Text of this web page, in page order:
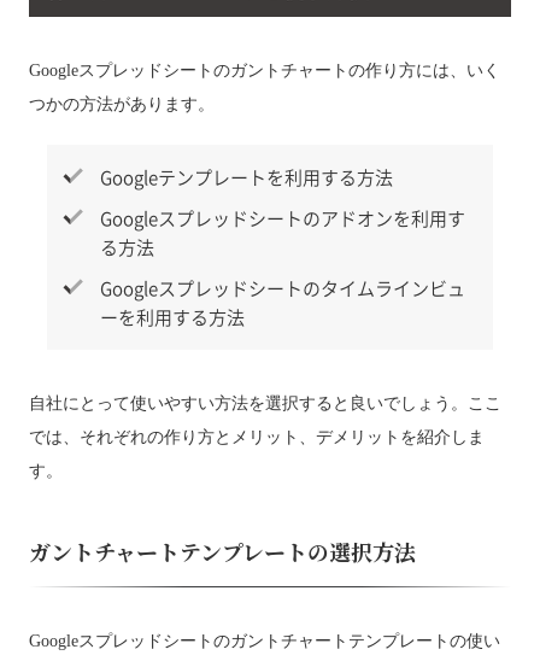
Googleスプレッドシートのガントチャートの作り方には、いく
つかの方法があります。
Googleテンプレートを利用する方法
Googleスプレッドシートのアドオンを利用す
る方法
Googleスプレッドシートのタイムラインビュ
ーを利用する方法
自社にとって使いやすい方法を選択すると良いでしょう。ここ
では、それぞれの作り方とメリット、デメリットを紹介しま
す。
ガントチャートテンプレートの選択方法
Googleスプレッドシートのガントチャートテンプレートの使い